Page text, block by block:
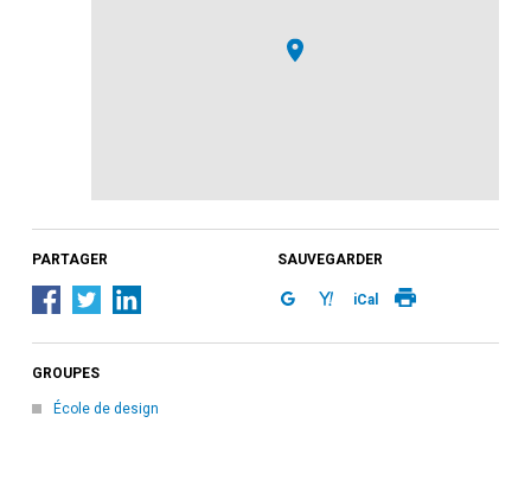
PARTAGER SAUVEGARDER
iCal
GROUPES
École de design